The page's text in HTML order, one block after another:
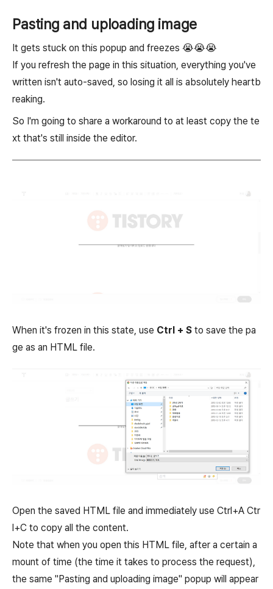
Pasting and uploading image
It gets stuck on this popup and freezes 😭😭😭
If you refresh the page in this situation, everything you've
written isn't auto-saved, so losing it all is absolutely heartb
reaking.
So I'm going to share a workaround to at least copy the te
xt that's still inside the editor.
When it's frozen in this state, use Ctrl + S to save the pa
ge as an HTML file.
Open the saved HTML file and immediately use Ctrl+A Ctr
l+C to copy all the content.
Note that when you open this HTML file, after a certain a
mount of time (the time it takes to process the request),
the same "Pasting and uploading image" popup will appear